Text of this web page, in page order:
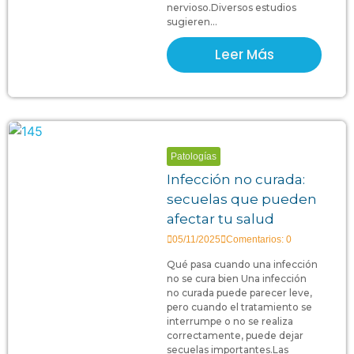
nervioso.Diversos estudios
sugieren...
Leer Más
Patologías
Infección no curada:
secuelas que pueden
afectar tu salud
05/11/2025 Comentarios: 0
Qué pasa cuando una infección
no se cura bien Una infección
no curada puede parecer leve,
pero cuando el tratamiento se
interrumpe o no se realiza
correctamente, puede dejar
secuelas importantes.Las